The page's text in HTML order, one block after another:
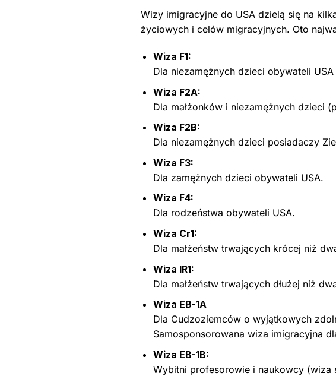
Wizy imigracyjne do USA dzielą się na
życiowych i celów migracyjnych. Oto
Wiza F1:
Dla niezamężnych dzieci obywateli
Wiza F2A:
Dla małżonków i niezamężnych dzieci
Wiza F2B:
Dla niezamężnych dzieci posiadaczy
Wiza F3:
Dla zamężnych dzieci obywateli USA.
Wiza F4:
Dla rodzeństwa obywateli USA.
Wiza Cr1:
Dla małżeństw trwających krócej niż
Wiza IR1:
Dla małżeństw trwających dłużej niż
Wiza EB-1A
Dla Cudzoziemców o wyjątkowych
Samosponsorowana wiza imigracyjna
Wiza EB-1B:
Wybitni profesorowie i naukowcy (wiza